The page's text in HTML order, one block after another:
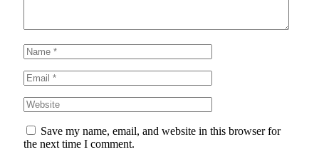
Save my name, email, and website in this browser for
the next time I comment.